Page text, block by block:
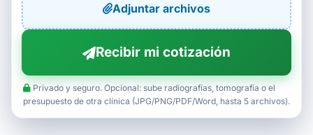
Adjuntar archivos
Recibir mi cotización
Privado y seguro. Opcional: sube radiografías, tomografía o el
presupuesto de otra clínica (JPG/PNG/PDF/Word, hasta 5 archivos).